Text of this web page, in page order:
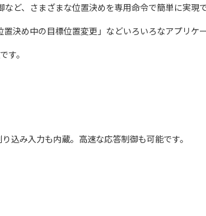
ど、さまざまな位置決めを専用命令で簡単に実現で
決め中の目標位置変更」などいろいろなアプリケ
す。
込み入力も内蔵。高速な応答制御も可能です。